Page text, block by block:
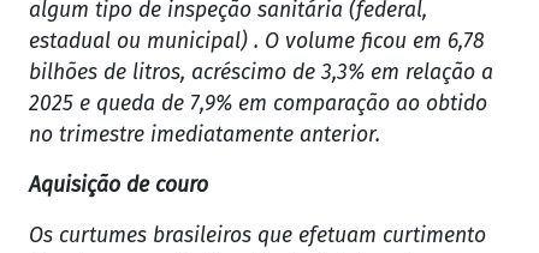
algum tipo de inspeção sanitária (federal,
estadual ou municipal) . O volume ficou em 6,78
bilhões de litros, acréscimo de 3,3% em relação a
2025 e queda de 7,9% em comparação ao obtido
no trimestre imediatamente anterior.
Aquisição de couro
Os curtumes brasileiros que efetuam curtimento